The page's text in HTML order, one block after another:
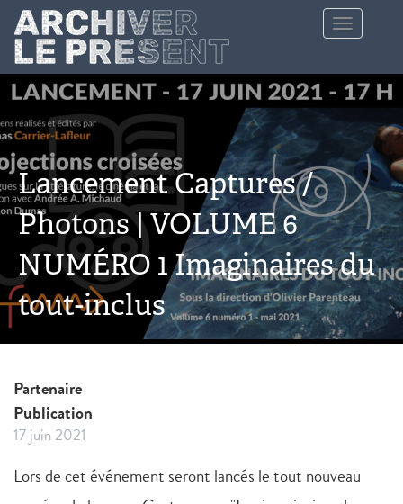
Aller au contenu principal
Toggle
navigation
Lancement Captures /
Photons | VOLUME 6
NUMÉRO 1 Imaginaires du
tout-inclus
Partenaire
Publication
17 juin 2021
Lors de cet événement seront lancés le tout nouveau